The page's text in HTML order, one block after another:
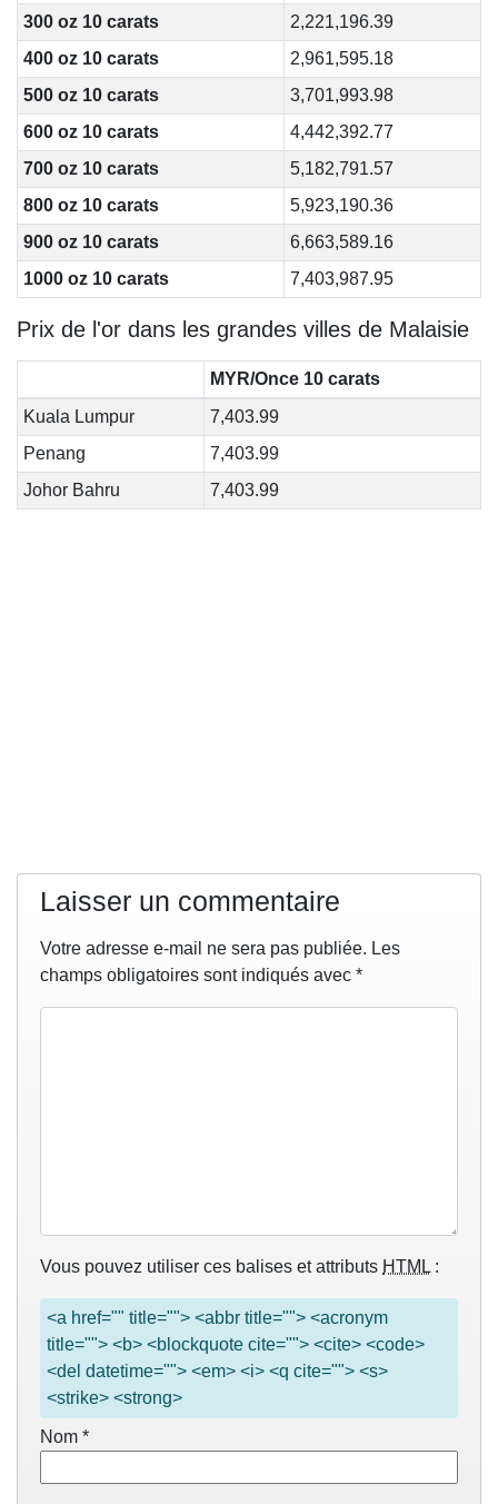
300 oz 10 carats
2,221,196.39
400 oz 10 carats
2,961,595.18
500 oz 10 carats
3,701,993.98
600 oz 10 carats
4,442,392.77
700 oz 10 carats
5,182,791.57
800 oz 10 carats
5,923,190.36
900 oz 10 carats
6,663,589.16
1000 oz 10 carats
7,403,987.95
Prix de l'or dans les grandes villes de Malaisie
MYR/Once 10 carats
Kuala Lumpur
7,403.99
Penang
7,403.99
Johor Bahru
7,403.99
Laisser un commentaire
Votre adresse e-mail ne sera pas publiée. Les
champs obligatoires sont indiqués avec *
Vous pouvez utiliser ces balises et attributs HTML :
<a href="" title=""> <abbr title=""> <acronym
title=""> <b> <blockquote cite=""> <cite> <code>
<del datetime=""> <em> <i> <q cite=""> <s>
<strike> <strong>
Nom *